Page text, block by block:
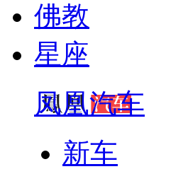
佛教
星座
凤凰汽车
新车